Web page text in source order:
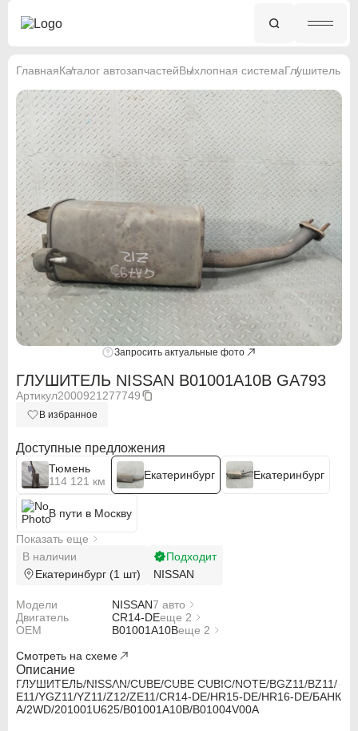
ГлавнаяКаталог автозапчастейВыхлопная системаГлушитель
Запросить актуальные фото
ГЛУШИТЕЛЬ NISSAN B01001A10B GA793
Артикул2000921277749
В избранное
Доступные предложения
Тюмень
114 121 км
Екатеринбург Екатеринбург
В пути в Москву
Показать еще
В наличии
Екатеринбург (1 шт)
Подходит
NISSAN
Модели NISSAN7 авто
NISSAN CUBE BZ11
NISSAN CUBE YZ11
NISSAN CUBE CUBIC BGZ11
NISSAN NOTE E11
NISSAN NOTE ZE11
Двигатель CR14-DEеще 2
HR15-DE
OEM B01001A10Bеще 2
201001U625
Смотреть на схеме
Описание
ГЛУШИТЕЛЬ/NISSAN/CUBE/CUBE CUBIC/NOTE/BGZ11/BZ11/
E11/YGZ11/YZ11/Z12/ZE11/CR14-DE/HR15-DE/HR16-DE/БАНК
А/2WD/201001U625/B01001A10B/B01004V00A
Alfa Romeo
Audi
Alfa Romeo
Audi